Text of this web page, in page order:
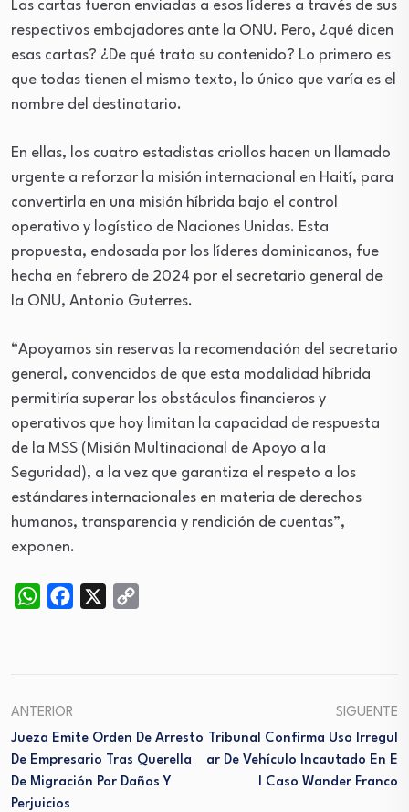
Las cartas fueron enviadas a esos líderes a través de sus
respectivos embajadores ante la ONU. Pero, ¿qué dicen
esas cartas? ¿De qué trata su contenido? Lo primero es
que todas tienen el mismo texto, lo único que varía es el
nombre del destinatario.
En ellas, los cuatro estadistas criollos hacen un llamado
urgente a reforzar la misión internacional en Haití, para
convertirla en una misión híbrida bajo el control
operativo y logístico de Naciones Unidas. Esta
propuesta, endosada por los líderes dominicanos, fue
hecha en febrero de 2024 por el secretario general de
la ONU, Antonio Guterres.
“Apoyamos sin reservas la recomendación del secretario
general, convencidos de que esta modalidad híbrida
permitiría superar los obstáculos financieros y
operativos que hoy limitan la capacidad de respuesta
de la MSS (Misión Multinacional de Apoyo a la
Seguridad), a la vez que garantiza el respeto a los
estándares internacionales en materia de derechos
humanos, transparencia y rendición de cuentas”,
exponen.
WhatsAppFacebook
ANTERIOR
Jueza Emite Orden De Arresto
De Empresario Tras Querella
De Migración Por Daños Y
Perjuicios
SIGUENTE
Tribunal Confirma Uso Irregul
Ar De Vehículo Incautado En E
L Caso Wander Franco